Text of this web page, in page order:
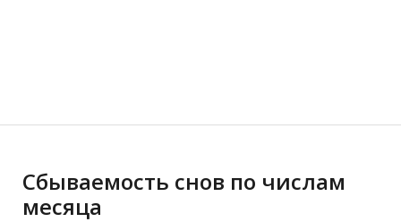
Сбываемость снов по числам
месяца